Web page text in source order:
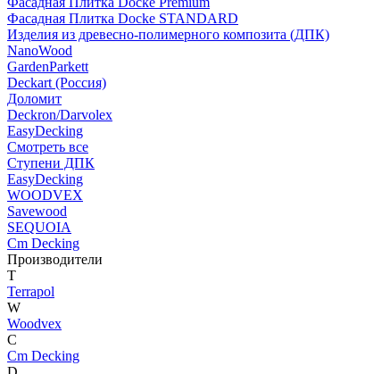
Фасадная Плитка Docke STANDARD
Изделия из древесно-полимерного композита (ДПК)
NanoWood
GardenParkett
Deckart (Россия)
Доломит
Deckron/Darvolex
EasyDecking
Смотреть все
Ступени ДПК
EasyDecking
WOODVEX
Savewood
SEQUOIA
Cm Decking
Производители
T
Terrapol
W
Woodvex
C
Cm Decking